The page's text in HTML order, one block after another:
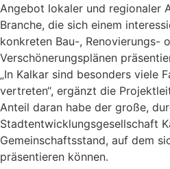
Angebot lokaler und regionaler
Branche, die sich einem
konkreten Bau-, Renovierungs-
Verschönerungsplänen
„In Kalkar sind besonders viele
vertreten“, ergänzt die
Anteil daran habe der große,
Stadtentwicklungsgesellschaft
Gemeinschaftsstand, auf dem
präsentieren können.